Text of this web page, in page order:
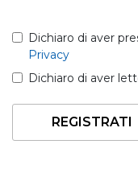
Dichiaro di aver
Privacy
Dichiaro di aver
REGISTRATI